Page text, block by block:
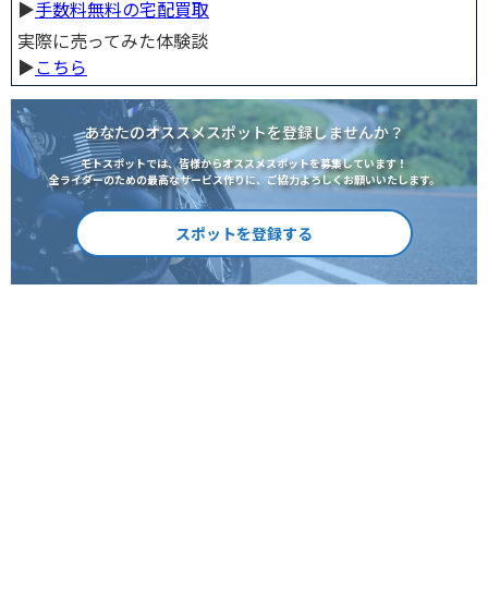
▶︎手数料無料の宅配買取
実際に売ってみた体験談
▶︎こちら
あなたのオススメスポットを登録しませんか？
モトスポットでは、皆様からオススメスポットを募集しています！
全ライダーのための最高なサービス作りに、ご協力よろしくお願いいたします。
スポットを登録する